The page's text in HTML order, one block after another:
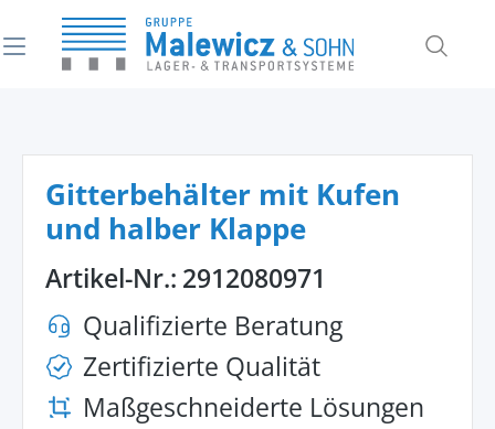
springen
Gitterbehälter mit Kufen
und halber Klappe
Artikel-Nr.: 2912080971
Qualifizierte Beratung
Zertifizierte Qualität
Maßgeschneiderte Lösungen